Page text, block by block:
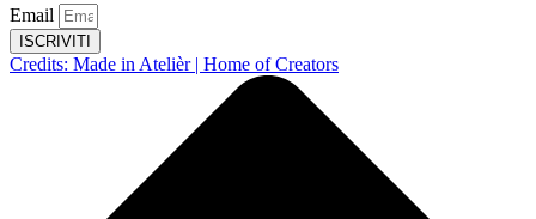
Email
ISCRIVITI
Credits: Made in Atelièr | Home of Creators